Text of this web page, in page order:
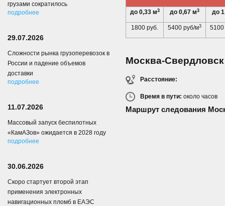
до 0,33 м3 до 0,67 м3 до
1800 руб. 5400 руб/м3
Москва-Свердловск
Расстояние:
Время в пути: около часов
Маршрут следования
грузами сократилось
подробнее
29.07.2026
Сложности рынка грузоперевозок в
России и падение объемов
доставки
подробнее
11.07.2026
Массовый запуск беспилотных
«КамАЗов» ожидается в 2028 году
подробнее
30.06.2026
Скоро стартует второй этап
применения электронных
навигационных пломб в ЕАЭС